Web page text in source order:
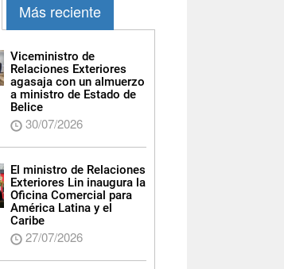
Más reciente
Viceministro de
Relaciones Exteriores
agasaja con un almuerzo
a ministro de Estado de
Belice
30/07/2026
El ministro de Relaciones
Exteriores Lin inaugura la
Oficina Comercial para
América Latina y el
Caribe
27/07/2026